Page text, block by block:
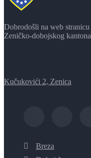
Dobrodošli na web stranicu
Zeničko-dobojskog kantona
Kučukovići 2, Zenica
Breza